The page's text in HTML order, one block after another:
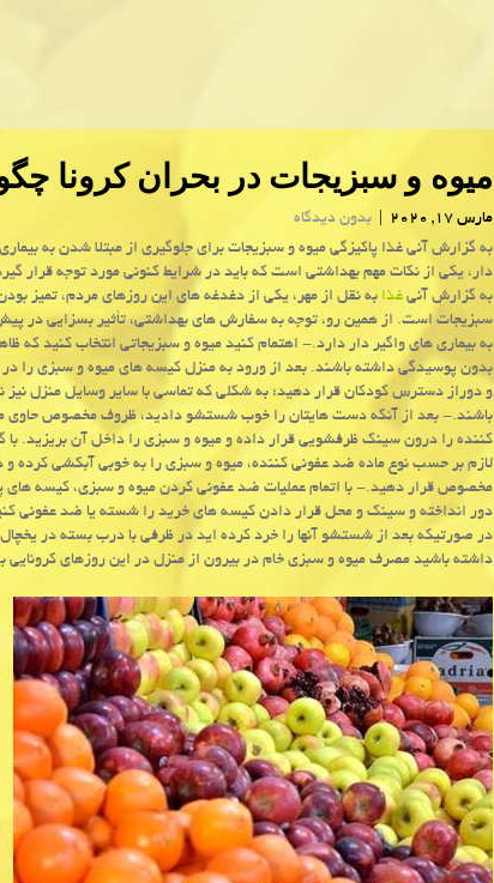
میوه و سبزیجات در بحران كرونا
مارس 17, 2020
بدون دیدگاه
به گزارش آنی غذا پاكیزگی میوه و سبزیجات برای جلوگیری از مبتلا شدن به
دار، یكی از نكات مهم بهداشتی است كه باید در شرایط كنونی مورد توجه قرار
به گزارش آنی غذا به نقل از مهر، یكی از دغدغه های این روزهای مردم، تمیز
سبزیجات است. از همین رو، توجه به سفارش های بهداشتی، تأثیر بسزایی در پیش
به بیماری های واگیر دار دارد.- اهتمام كنید میوه و سبزیجاتی انتخاب كنید كه
بدون پوسیدگی داشته باشند. بعد از ورود به منزل كیسه های میوه و سبزی را
و دوراز دسترس كودكان قرار دهید؛ به شكلی كه تماسی با سایر وسایل منزل نیز
باشند.- بعد از آنكه دست هایتان را خوب شستشو دادید، ظروف مخصوص حاوی
كننده را درون سینك ظرفشویی قرار داده و میوه و سبزی را داخل آن بریزید.
لازم بر حسب نوع ماده ضد عفونی كننده، میوه و سبزی را به خوبی آبكشی كرده
مخصوص قرار دهید.- با اتمام عملیات ضد عفونی كردن میوه و سبزی، كیسه های
دور انداخته و سینك و محل قرار دادن كیسه های خرید را شسته یا ضد عفونی
در صورتیكه بعد از شستشو آنها را خرد كرده اید در ظرفی با درب بسته در
داشته باشید مصرف میوه و سبزی خام در بیرون از منزل در این روزهای كرونایی